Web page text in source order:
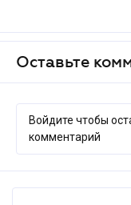
Оставьте
Войдите чтобы
комментарий